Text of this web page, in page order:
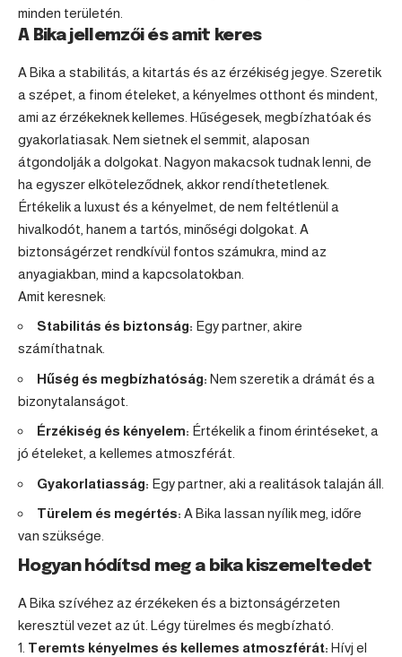
minden területén.
A Bika jellemzői és amit keres
A Bika a stabilitás, a kitartás és az érzékiség jegye. Szeretik
a szépet, a finom ételeket, a kényelmes otthont és mindent,
ami az érzékeknek kellemes. Hűségesek, megbízhatóak és
gyakorlatiasak. Nem sietnek el semmit, alaposan
átgondolják a dolgokat. Nagyon makacsok tudnak lenni, de
ha egyszer elköteleződnek, akkor rendíthetetlenek.
Értékelik a luxust és a kényelmet, de nem feltétlenül a
hivalkodót, hanem a tartós, minőségi dolgokat. A
biztonságérzet rendkívül fontos számukra, mind az
anyagiakban, mind a kapcsolatokban.
Amit keresnek:
Stabilitás és biztonság: Egy partner, akire
számíthatnak.
Hűség és megbízhatóság: Nem szeretik a drámát és a
bizonytalanságot.
Érzékiség és kényelem: Értékelik a finom érintéseket, a
jó ételeket, a kellemes atmoszférát.
Gyakorlatiasság: Egy partner, aki a realitások talaján áll.
Türelem és megértés: A Bika lassan nyílik meg, időre
van szüksége.
Hogyan hódítsd meg a bika kiszemeltedet
A Bika szívéhez az érzékeken és a biztonságérzeten
keresztül vezet az út. Légy türelmes és megbízható.
Teremts kényelmes és kellemes atmoszférát: Hívj el